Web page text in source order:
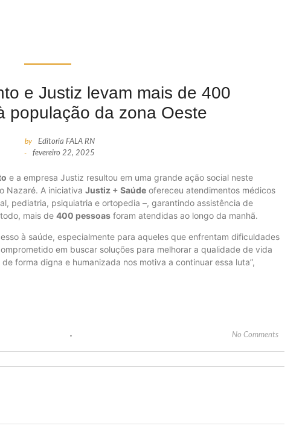
e Justiz levam mais de 400
população da zona Oeste
by Editoria FALA RN
- fevereiro 22, 2025
e a empresa Justiz resultou em uma grande ação social neste
Nazaré. A iniciativa Justiz + Saúde ofereceu atendimentos médicos
pediatria, psiquiatria e ortopedia –, garantindo assistência de
mais de 400 pessoas foram atendidas ao longo da manhã.
à saúde, especialmente para aqueles que enfrentam dificuldades
em buscar soluções para melhorar a qualidade de vida
forma digna e humanizada nos motiva a continuar essa luta”,
No Comments